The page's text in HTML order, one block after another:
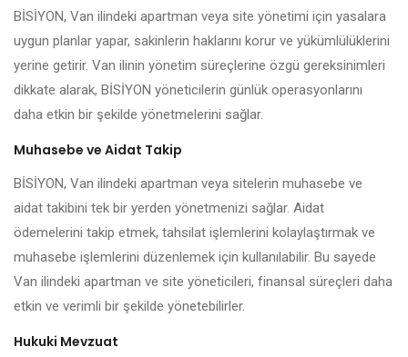
BİSİYON, Van ilindeki apartman veya site yönetimi için yasalara
uygun planlar yapar, sakinlerin haklarını korur ve yükümlülüklerini
yerine getirir. Van ilinin yönetim süreçlerine özgü gereksinimleri
dikkate alarak, BİSİYON yöneticilerin günlük operasyonlarını
daha etkin bir şekilde yönetmelerini sağlar.
Muhasebe ve Aidat Takip
BİSİYON, Van ilindeki apartman veya sitelerin muhasebe ve
aidat takibini tek bir yerden yönetmenizi sağlar. Aidat
ödemelerini takip etmek, tahsilat işlemlerini kolaylaştırmak ve
muhasebe işlemlerini düzenlemek için kullanılabilir. Bu sayede
Van ilindeki apartman ve site yöneticileri, finansal süreçleri daha
etkin ve verimli bir şekilde yönetebilirler.
Hukuki Mevzuat